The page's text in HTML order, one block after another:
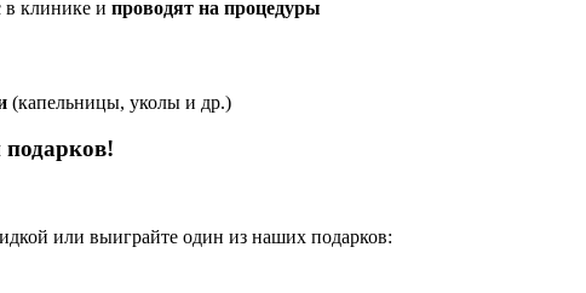
в клинике и проводят на процедуры
(капельницы, уколы и др.)
подарков!
или выиграйте один из наших подарков: